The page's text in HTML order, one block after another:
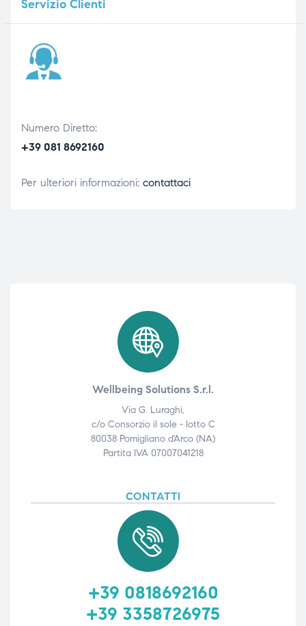
ServizioClienti
Numero Diretto:
+39 081 8692160
Per ulteriori informazioni: contattaci
Wellbeing Solutions S.r.l.
Via G. Luraghi,
c/o Consorzio il sole - lotto C
80038 Pomigliano d'Arco (NA)
Partita IVA 07007041218
CONTATTI
+39 0818692160
+39 3358726975